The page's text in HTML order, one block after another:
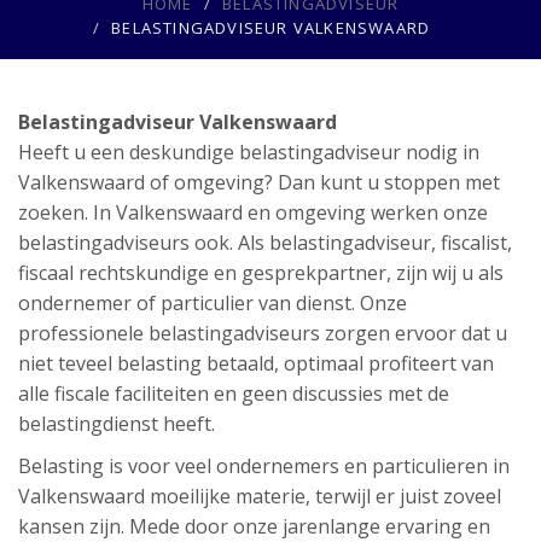
BELASTINGADVISEUR VALKENSWAARD
Belastingadviseur Valkenswaard
Heeft u een deskundige belastingadviseur nodig in
Valkenswaard of omgeving? Dan kunt u stoppen met
zoeken. In Valkenswaard en omgeving werken onze
belastingadviseurs ook. Als belastingadviseur, fiscalist,
fiscaal rechtskundige en gesprekpartner, zijn wij u als
ondernemer of particulier van dienst. Onze
professionele belastingadviseurs zorgen ervoor dat u
niet teveel belasting betaald, optimaal profiteert van
alle fiscale faciliteiten en geen discussies met de
belastingdienst heeft.
Belasting is voor veel ondernemers en particulieren in
Valkenswaard moeilijke materie, terwijl er juist zoveel
kansen zijn. Mede door onze jarenlange ervaring en